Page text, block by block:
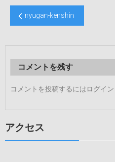
稿
ナ
ビ
ゲ
ー
ン
nyugan-kenshin
コメントを残す
コメントを投稿するにはログイン
アクセス